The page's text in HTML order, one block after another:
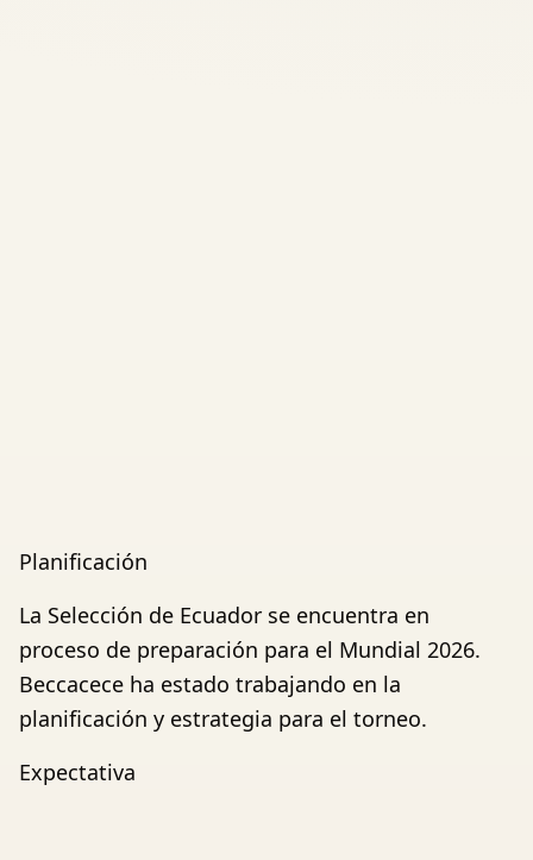
Planificación
La Selección de Ecuador se encuentra en
proceso de preparación para el Mundial 2026.
Beccacece ha estado trabajando en la
planificación y estrategia para el torneo.
Expectativa